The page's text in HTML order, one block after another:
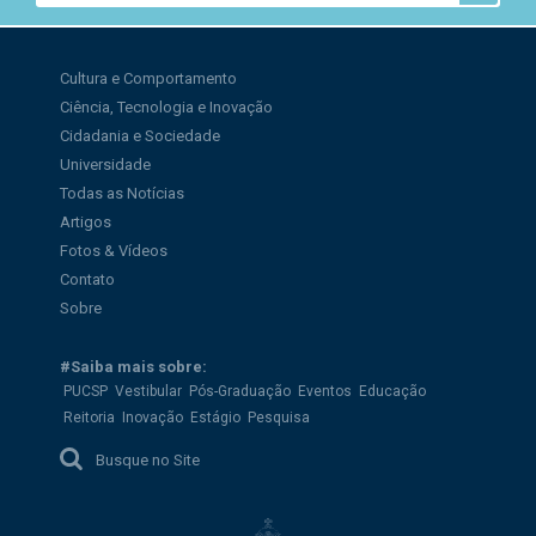
Cultura e Comportamento
Ciência, Tecnologia e Inovação
Cidadania e Sociedade
Universidade
Todas as Notícias
Artigos
Fotos & Vídeos
Contato
Sobre
#Saiba mais sobre:
PUCSP Vestibular Pós-Graduação Eventos Educação
Reitoria Inovação Estágio Pesquisa
Busque no Site